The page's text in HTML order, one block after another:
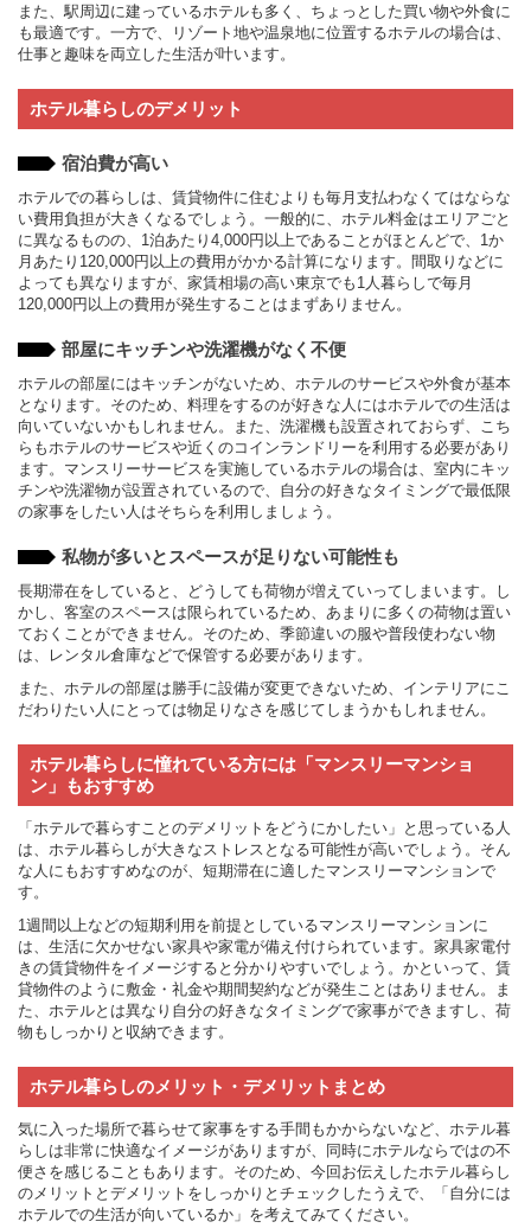
また、駅周辺に建っているホテルも多く、ちょっとした買い物や外食に
も最適です。一方で、リゾート地や温泉地に位置するホテルの場合は、
仕事と趣味を両立した生活が叶います。
ホテル暮らしのデメリット
宿泊費が高い
ホテルでの暮らしは、賃貸物件に住むよりも毎月支払わなくてはならな
い費用負担が大きくなるでしょう。一般的に、ホテル料金はエリアごと
に異なるものの、1泊あたり4,000円以上であることがほとんどで、1か
月あたり120,000円以上の費用がかかる計算になります。間取りなどに
よっても異なりますが、家賃相場の高い東京でも1人暮らしで毎月
120,000円以上の費用が発生することはまずありません。
部屋にキッチンや洗濯機がなく不便
ホテルの部屋にはキッチンがないため、ホテルのサービスや外食が基本
となります。そのため、料理をするのが好きな人にはホテルでの生活は
向いていないかもしれません。また、洗濯機も設置されておらず、こち
らもホテルのサービスや近くのコインランドリーを利用する必要があり
ます。マンスリーサービスを実施しているホテルの場合は、室内にキッ
チンや洗濯物が設置されているので、自分の好きなタイミングで最低限
の家事をしたい人はそちらを利用しましょう。
私物が多いとスペースが足りない可能性も
長期滞在をしていると、どうしても荷物が増えていってしまいます。し
かし、客室のスペースは限られているため、あまりに多くの荷物は置い
ておくことができません。そのため、季節違いの服や普段使わない物
は、レンタル倉庫などで保管する必要があります。
また、ホテルの部屋は勝手に設備が変更できないため、インテリアにこ
だわりたい人にとっては物足りなさを感じてしまうかもしれません。
ホテル暮らしに憧れている方には「マンスリーマンショ
ン」もおすすめ
「ホテルで暮らすことのデメリットをどうにかしたい」と思っている人
は、ホテル暮らしが大きなストレスとなる可能性が高いでしょう。そん
な人にもおすすめなのが、短期滞在に適したマンスリーマンションで
す。
1週間以上などの短期利用を前提としているマンスリーマンションに
は、生活に欠かせない家具や家電が備え付けられています。家具家電付
きの賃貸物件をイメージすると分かりやすいでしょう。かといって、賃
貸物件のように敷金・礼金や期間契約などが発生ことはありません。ま
た、ホテルとは異なり自分の好きなタイミングで家事ができますし、荷
物もしっかりと収納できます。
ホテル暮らしのメリット・デメリットまとめ
気に入った場所で暮らせて家事をする手間もかからないなど、ホテル暮
らしは非常に快適なイメージがありますが、同時にホテルならではの不
便さを感じることもあります。そのため、今回お伝えしたホテル暮らし
のメリットとデメリットをしっかりとチェックしたうえで、「自分には
ホテルでの生活が向いているか」を考えてみてください。